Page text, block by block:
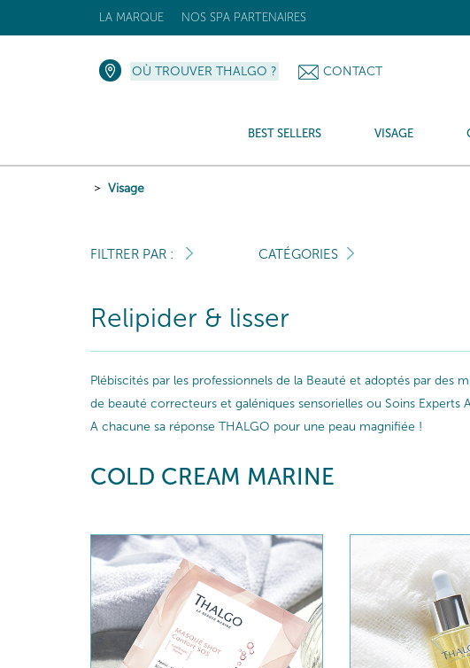
LA MARQUE NOS SPA PARTENAIRES
OÙ TROUVER THALGO ? CONTACT
BEST SELLERS VISAGE
Visage
FILTRER PAR : CATÉGORIES
Relipider & lisser
Plébiscités par les professionnels de la Beauté et adoptés par des
de beauté correcteurs et galéniques sensorielles ou Soins
A chacune sa réponse THALGO pour une peau magnifiée !
COLD CREAM MARINE